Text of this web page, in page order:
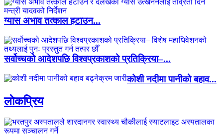
ग्यास अभाव तत्काल हटाउन...
सर्वोच्चको आदेशपछि विश्वप्रकाशको प्रतिक्रिया–...
कोशी नदीमा पानीको बहाव...
लाेकप्रिय